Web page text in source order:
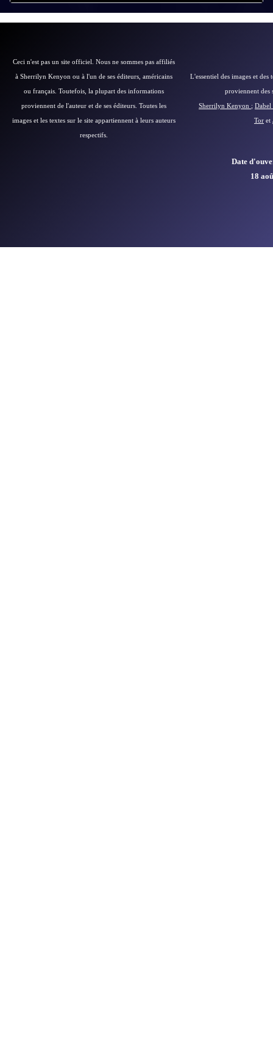
Ceci n'est pas un site officiel. Nous ne sommes pas affiliés
à Sherrilyn Kenyon ou à l'un de ses éditeurs, américains
ou français. Toutefois, la plupart des informations
proviennent de l'auteur et de ses éditeurs. Toutes les
images et les textes sur le site appartiennent à leurs auteurs
respectifs.
L'essentiel des images et
proviennent des
Sherrilyn Kenyon ; Dabel
Tor et
Date
18